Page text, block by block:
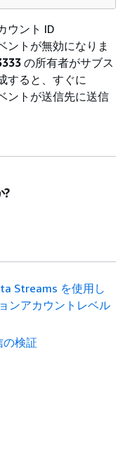
ウント ID
ントが無効になりま
の所有者がサブス
すると、すぐに
ントが送信先に送信
?
Streams を使用し
ンアカウントレベル
の検証